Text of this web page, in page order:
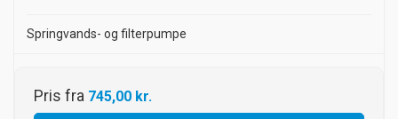
Springvands- og filterpumpe
Pris fra 745,00 kr.